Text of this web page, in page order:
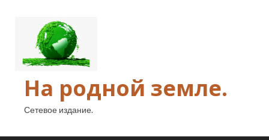
На родной земле.
Сетевое издание.